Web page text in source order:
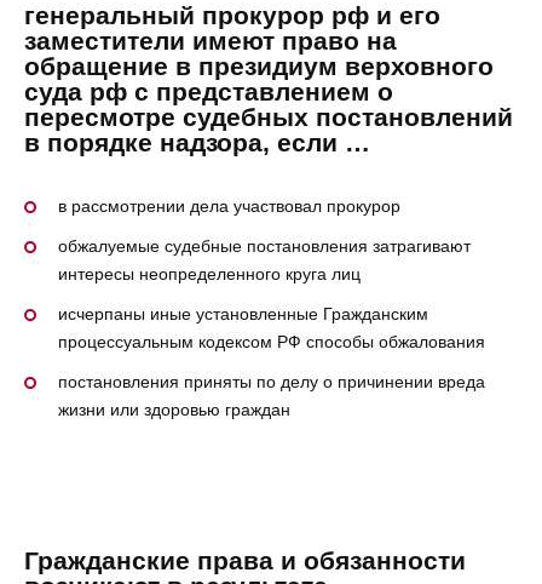
генеральный прокурор рф и его
заместители имеют право на
обращение в президиум верховного
суда рф с представлением о
пересмотре судебных постановлений
в порядке надзора, если …
в рассмотрении дела участвовал прокурор
обжалуемые судебные постановления затрагивают
интересы неопределенного круга лиц
исчерпаны иные установленные Гражданским
процессуальным кодексом РФ способы обжалования
постановления приняты по делу о причинении вреда
жизни или здоровью граждан
Гражданские права и обязанности